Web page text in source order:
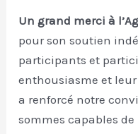
Un grand merci à
pour son soutien
participants et
enthousiasme et
a renforcé notre
sommes capables